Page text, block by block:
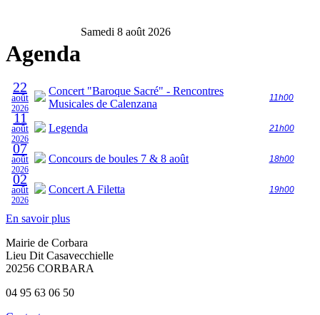
Agenda
Samedi 8 août 2026
22
août
2026
Concert "Baroque Sacré" - Rencontres
Musicales de Calenzana
11h00
11
août
2026
Legenda 21h00
07
août
2026
Concours de boules 7 & 8 août 18h00
02
août
2026
Concert A Filetta 19h00
En savoir plus
Mairie de Corbara
Lieu Dit Casavecchielle
20256 CORBARA
04 95 63 06 50